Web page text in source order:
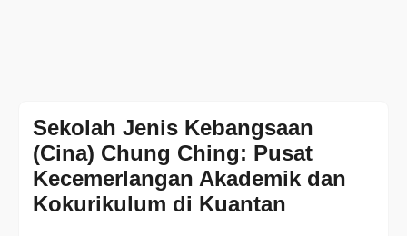
Sekolah Jenis Kebangsaan
(Cina) Chung Ching: Pusat
Kecemerlangan Akademik dan
Kokurikulum di Kuantan